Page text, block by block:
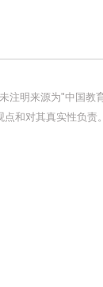
注明来源为"中国教
点和对其真实性负